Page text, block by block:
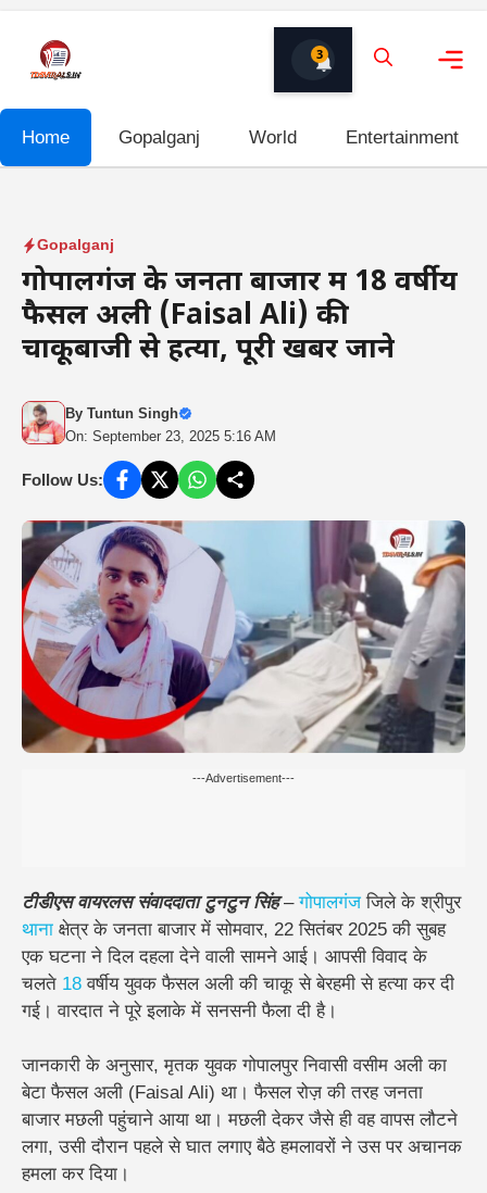
content
3
Home Gopalganj World Entertainment
Gopalganj
गोपालगंज के जनता बाजार में 18 वर्षीय
फैसल अली (Faisal Ali) की
चाकूबाजी से हत्या, पूरी खबर जाने
By Tuntun Singh
On: September 23, 2025 5:16 AM
Follow Us:
---Advertisement---
टीडीएस वायरलस संवाददाता टुनटुन सिंह–गोपालगंजजिले केश्रीपुर
थाना क्षेत्र के जनता बाजारमें सोमवार, 22 सितंबर 2025 की सुबह
एक घटना नेदिल दहला देने वाली सामने आई। आपसी विवाद के
चलते 18 वर्षीय युवक फैसल अली की चाकू से बेरहमी से हत्या कर दी
गई। वारदात ने पूरे इलाके में सनसनी फैला दी है।
जानकारी के अनुसार, मृतक युवक गोपालपुर निवासी वसीम अली का
बेटा फैसल अली (Faisal Ali) था। फैसल रोज़ की तरह जनता
बाजार मछली पहुंचाने आया था। मछली देकर जैसे ही वह वापस लौटने
लगा, उसी दौरान पहले से घात लगाए बैठे हमलावरों ने उस पर अचानक
हमला कर दिया।